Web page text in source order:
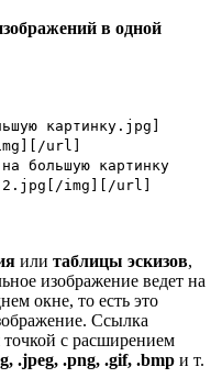
в одной
картинку.jpg]
url]
большую картинку
2.jpg[/img][/url]
или таблицы эскизов,
изображение ведет на
окне, то есть это
Ссылка
точкой с расширением
.jpeg, .png, .gif, .bmp и т.